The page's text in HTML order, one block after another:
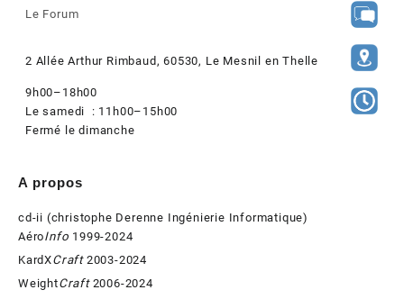
Le Forum
2 Allée Arthur Rimbaud, 60530, Le Mesnil en Thelle
9h00–18h00
Le samedi : 11h00–15h00
Fermé le dimanche
A propos
cd-ii (christophe Derenne Ingénierie Informatique)
AéroInfo 1999-2024
KardXCraft2003-2024
WeightCraft2006-2024